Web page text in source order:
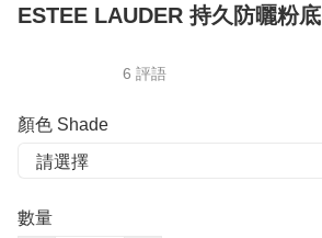
ESTEE LAUDER 持久防曬粉底
6 評語
顏色 Shade
數量